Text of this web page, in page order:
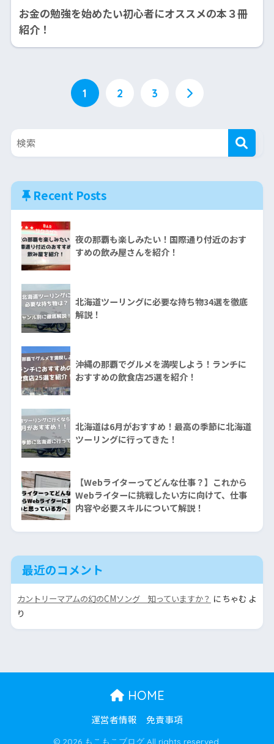
お金の勉強を始めたい初心者にオススメの本３冊
紹介！
1 2 3
Recent Posts
夜の那覇も楽しみたい！国際通り付近のおす
すめの飲み屋さんを紹介！
北海道ツーリングに必要な持ち物34選を徹底
解説！
沖縄の那覇でグルメを満喫しよう！ランチに
おすすめの飲食店25選を紹介！
北海道は6月がおすすめ！最高の季節に北海道
ツーリングに行ってきた！
【Webライターってどんな仕事？】これから
Webライターに挑戦したい方に向けて、仕事
内容や必要スキルについて解説！
最近のコメント
カントリーマアムの幻のCMソング 知っていますか？ に ちゃむ よ
り
HOME
運営者情報 免責事項
© 2026 もこもこブログ All rights reserved.